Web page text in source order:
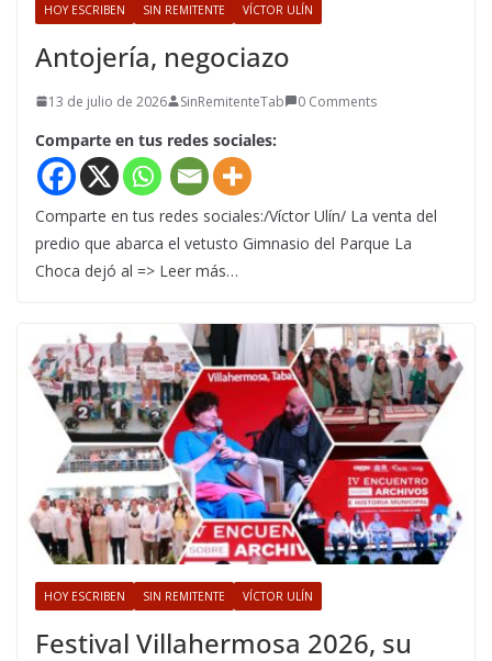
HOY ESCRIBEN SIN REMITENTE VÍCTOR ULÍN
Antojería, negociazo
13 de julio de 2026 SinRemitenteTab 0 Comments
Comparte en tus redes sociales:
Comparte en tus redes sociales:/Víctor Ulín/ La venta del
predio que abarca el vetusto Gimnasio del Parque La
Choca dejó al => Leer más…
HOY ESCRIBEN SIN REMITENTE VÍCTOR ULÍN
Festival Villahermosa 2026, su